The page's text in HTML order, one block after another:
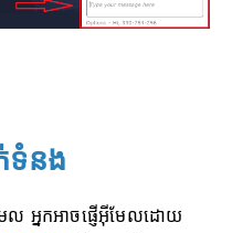
ទំនង
ល អ្នកអាចផ្ញើអ៊ីមែលដោយ